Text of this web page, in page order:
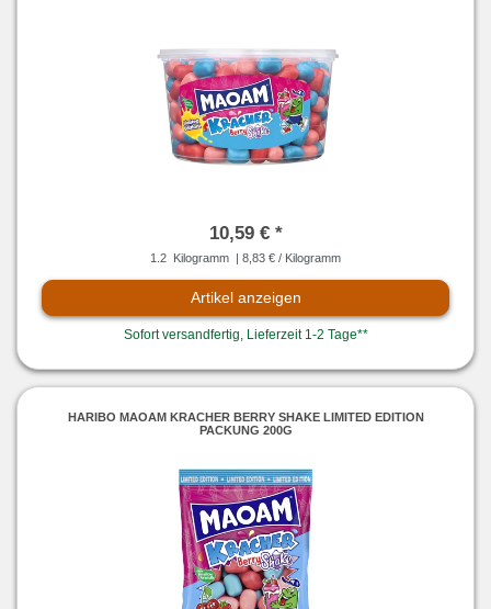
10,59 € *
1.2 Kilogramm | 8,83 € / Kilogramm
Artikel anzeigen
Sofort versandfertig, Lieferzeit 1-2 Tage**
HARIBO MAOAM KRACHER BERRY SHAKE LIMITED EDITION
PACKUNG 200G